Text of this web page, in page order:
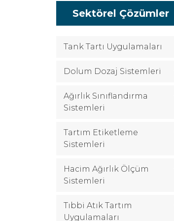
Sektörel Çözümler
Tank Tartı Uygulamaları
Dolum Dozaj Sistemleri
Ağırlık Sınıflandırma
Sistemleri
Tartım Etiketleme
Sistemleri
Hacim Ağırlık Ölçüm
Sistemleri
Tıbbi Atık Tartım
Uygulamaları